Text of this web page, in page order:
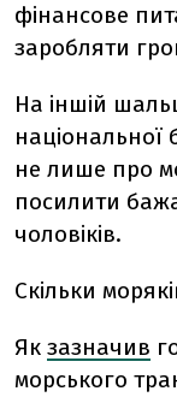
фінансове
заробляти
На іншій
національної
не лише про
посилити
чоловіків.
Скільки
Як зазначив
морського